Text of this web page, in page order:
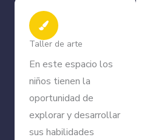
Taller de arte
En este espacio los
niños tienen la
oportunidad de
explorar y desarrollar
sus habilidades